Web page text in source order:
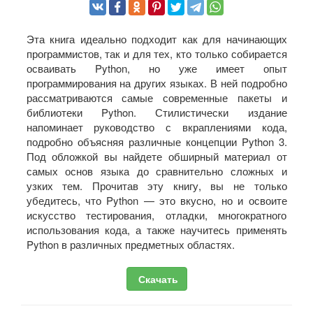
Эта книга идеально подходит как для начинающих
программистов, так и для тех, кто только собирается
осваивать Python, но уже имеет опыт
программирования на других языках. В ней подробно
рассматриваются самые современные пакеты и
библиотеки Python. Стилистически издание
напоминает руководство с вкраплениями кода,
подробно объясняя различные концепции Python 3.
Под обложкой вы найдете обширный материал от
самых основ языка до сравнительно сложных и
узких тем. Прочитав эту книгу, вы не только
убедитесь, что Python — это вкусно, но и освоите
искусство тестирования, отладки, многократного
использования кода, а также научитесь применять
Python в различных предметных областях.
Скачать